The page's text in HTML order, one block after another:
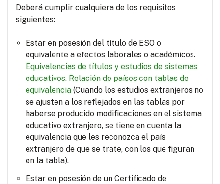
Deberá cumplir cualquiera de los requisitos
siguientes:
Estar en posesión del título de ESO o
equivalente a efectos laborales o académicos.
Equivalencias de títulos y estudios de sistemas
educativos. Relación de países con tablas de
equivalencia (Cuando los estudios extranjeros no
se ajusten a los reflejados en las tablas por
haberse producido modificaciones en el sistema
educativo extranjero, se tiene en cuenta la
equivalencia que les reconozca el país
extranjero de que se trate, con los que figuran
en la tabla).
Estar en posesión de un Certificado de